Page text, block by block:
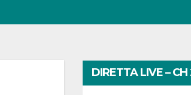
DIRETTA LIVE –